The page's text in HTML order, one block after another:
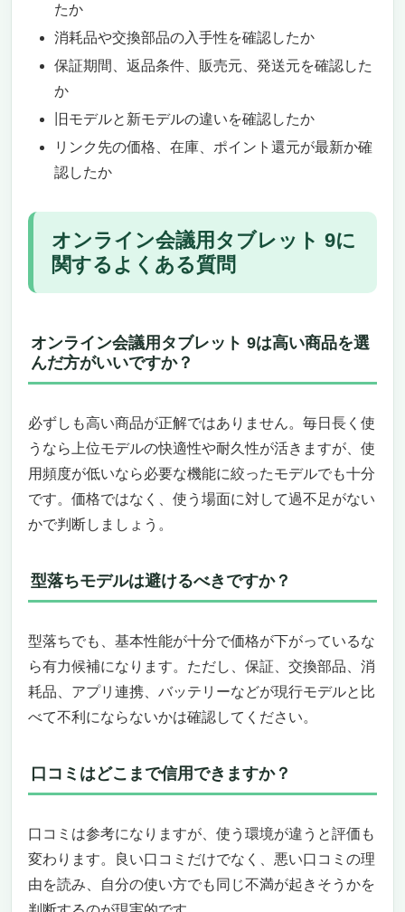
たか
消耗品や交換部品の入手性を確認したか
保証期間、返品条件、販売元、発送元を確認した
か
旧モデルと新モデルの違いを確認したか
リンク先の価格、在庫、ポイント還元が最新か確
認したか
オンライン会議用タブレット 9に
関するよくある質問
オンライン会議用タブレット 9は高い商品を選
んだ方がいいですか？
必ずしも高い商品が正解ではありません。毎日長く使
うなら上位モデルの快適性や耐久性が活きますが、使
用頻度が低いなら必要な機能に絞ったモデルでも十分
です。価格ではなく、使う場面に対して過不足がない
かで判断しましょう。
型落ちモデルは避けるべきですか？
型落ちでも、基本性能が十分で価格が下がっているな
ら有力候補になります。ただし、保証、交換部品、消
耗品、アプリ連携、バッテリーなどが現行モデルと比
べて不利にならないかは確認してください。
口コミはどこまで信用できますか？
口コミは参考になりますが、使う環境が違うと評価も
変わります。良い口コミだけでなく、悪い口コミの理
由を読み、自分の使い方でも同じ不満が起きそうかを